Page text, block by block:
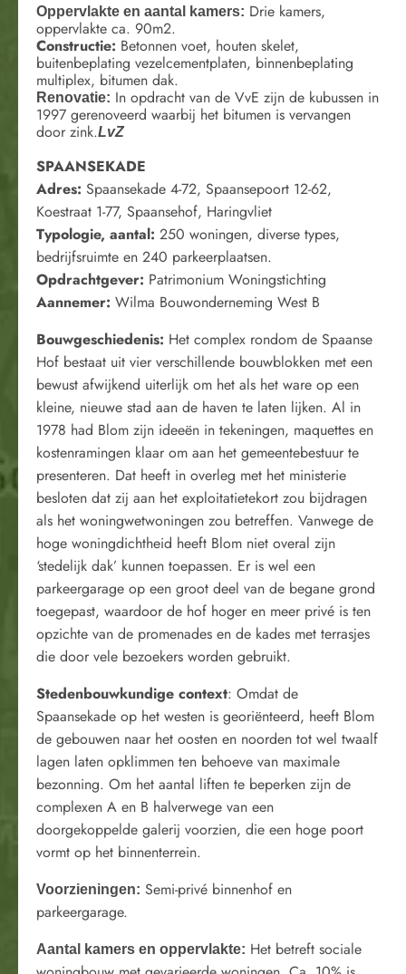
Oppervlakte en aantal kamers: Drie kamers,
oppervlakte ca. 90m2.
Constructie: Betonnen voet, houten skelet,
buitenbeplating vezelcementplaten, binnenbeplating
multiplex, bitumen dak.
Renovatie: In opdracht van de VvE zijn de kubussen in
1997 gerenoveerd waarbij het bitumen is vervangen
door zink.LvZ
SPAANSEKADE
Adres: Spaansekade 4-72, Spaansepoort 12-62,
Koestraat 1-77, Spaansehof, Haringvliet
Typologie, aantal: 250 woningen, diverse types,
bedrijfsruimte en 240 parkeerplaatsen.
Opdrachtgever: Patrimonium Woningstichting
Aannemer: Wilma Bouwonderneming West B
Bouwgeschiedenis: Het complex rondom de Spaanse
Hof bestaat uit vier verschillende bouwblokken met een
bewust afwijkend uiterlijk om het als het ware op een
kleine, nieuwe stad aan de haven te laten lijken. Al in
1978 had Blom zijn ideeën in tekeningen, maquettes en
kostenramingen klaar om aan het gemeentebestuur te
presenteren. Dat heeft in overleg met het ministerie
besloten dat zij aan het exploitatietekort zou bijdragen
als het woningwetwoningen zou betreffen. Vanwege de
hoge woningdichtheid heeft Blom niet overal zijn
‘stedelijk dak’ kunnen toepassen. Er is wel een
parkeergarage op een groot deel van de begane grond
toegepast, waardoor de hof hoger en meer privé is ten
opzichte van de promenades en de kades met terrasjes
die door vele bezoekers worden gebruikt.
Stedenbouwkundige context: Omdat de
Spaansekade op het westen is georiënteerd, heeft Blom
de gebouwen naar het oosten en noorden tot wel twaalf
lagen laten opklimmen ten behoeve van maximale
bezonning. Om het aantal liften te beperken zijn de
complexen A en B halverwege van een
doorgekoppelde galerij voorzien, die een hoge poort
vormt op het binnenterrein.
Voorzieningen: Semi-privé binnenhof en
parkeergarage.
Aantal kamers en oppervlakte: Het betreft sociale